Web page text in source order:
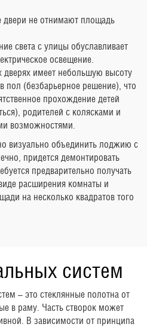
двери не отнимают площадь
света с улицы обуславливает
освещение.
имеет небольшую высоту
пол (безбарьерное решение), что
прохождение детей
родителей с колясками и
возможностями.
визуально объединить лоджию с
придется демонтировать
предварительно получать
расширения комнаты и
на несколько квадратов того
систем
– это стеклянные полотна от
в раму. Часть створок может
В зависимости от принципа